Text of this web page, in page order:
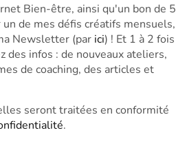
Bien-être, ainsi qu'un bon de 5
de mes défis créatifs mensuels,
Newsletter (par ici) ! Et 1 à 2 fois
des infos : de nouveaux ateliers,
de coaching, des articles et
seront traitées en conformité
.